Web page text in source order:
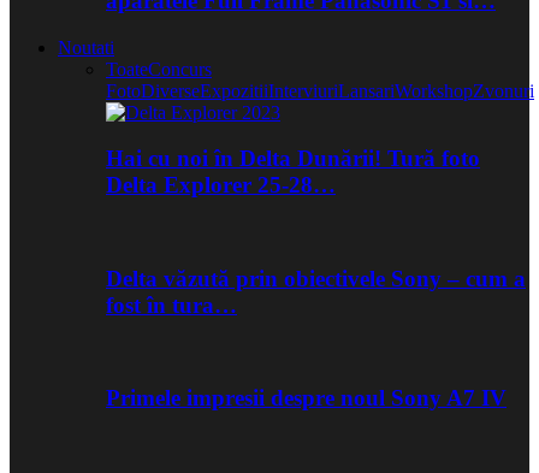
Noutati
ToateConcurs
FotoDiverseExpozitiiInterviuriLansariWorkshopZvonuri
Hai cu noi în Delta Dunării! Tură foto
Delta Explorer 25-28…
Delta văzută prin obiectivele Sony – cum a
fost în tura…
Primele impresii despre noul Sony A7 IV